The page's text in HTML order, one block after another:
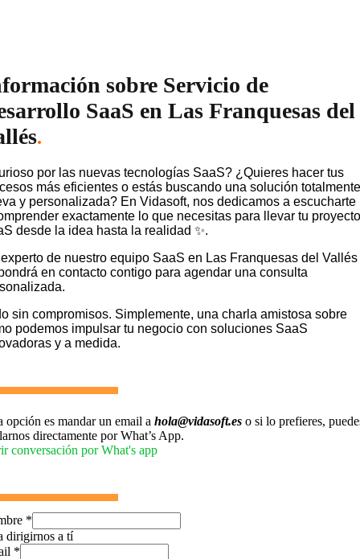
sobre Servicio de
SaaS en Las Franquesas del
.
por las nuevas tecnologías SaaS? ¿Quieres hacer tus
más eficientes o estás buscando una solución totalmente
y personalizada? En Vidasoft, nos dedicamos a escucharte
exactamente lo que necesitas para llevar tu proyecto
desde la idea hasta la realidad ✨.
de nuestro equipo SaaS en Las Franquesas del Vallés
en contacto contigo para agendar una consulta
sin compromisos. Simplemente, una charla amistosa sobre
podemos impulsar tu negocio con soluciones SaaS
y a medida.
opción es mandar un email a hola@vidasoft.es o si lo prefieres,
directamente por What’s App.
conversación por What's app
*
dirigirnos a tí
*